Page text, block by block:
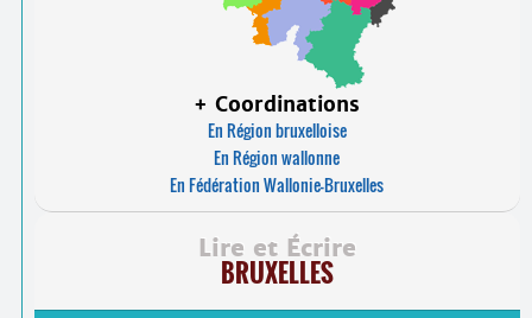
+ Coordinations
En Région bruxelloise
En Région wallonne
En Fédération Wallonie-Bruxelles
Lire et Écrire
BRUXELLES